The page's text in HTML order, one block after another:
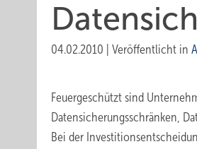
04.02.2010 Veröffentlicht in
Feuergeschützt sind
Datensicherungsschränken,
Bei der